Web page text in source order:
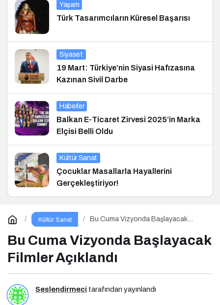
Yaşam
Türk Tasarımcıların Küresel Başarısı
Siyaset
19 Mart: Türkiye’nin Siyasi Hafızasına
Kazınan Sivil Darbe
Haberler
Balkan E-Ticaret Zirvesi 2025’in Marka
Elçisi Belli Oldu
Kültür Sanat
Çocuklar Masallarla Hayallerini
Gerçekleştiriyor!
Kültür Sanat
Bu Cuma Vizyonda Başlayacak
Bu Cuma Vizyonda Başlayacak
Filmler Açıklandı
Seslendirmeci tarafından yayınlandı